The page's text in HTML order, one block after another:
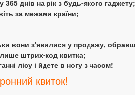
днів на рік з будь-якого гаджету;
за межами країни;
вони з'явилися у продажу,
штрих-код квитка;
лісу і йдете в ногу з часом!
квиток!